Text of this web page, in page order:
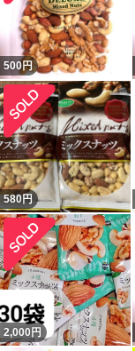
500円
580円
2,000 円